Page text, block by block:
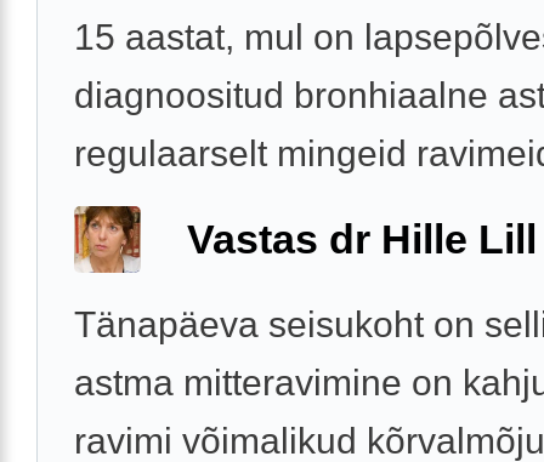
15 aastat, mul on
diagnoositud bronhiaalne
regulaarselt mingeid
Vastas dr Hille Lill
Tänapäeva seisukoht on
astma mitteravimine on
ravimi võimalikud